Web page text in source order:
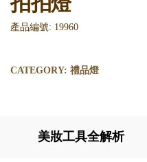
產品編號: 19960
CATEGORY: 禮品燈
美妝工具全解析